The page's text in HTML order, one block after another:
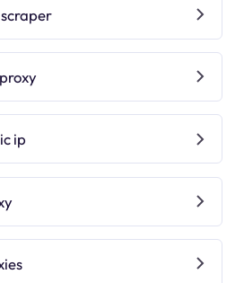
ip